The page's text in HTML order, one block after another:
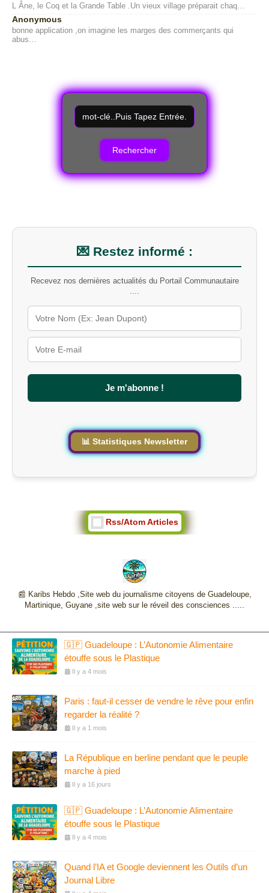
L Âne, le Coq et la Grande Table .Un vieux village préparait chaq…
Anonymous
bonne application ,on imagine les marges des commerçants qui
abus…
R
e
c
m
o
t
-
l
é
u
r
l
e
💌 Restez informé :
Recevez nos dernières actualités du Portail Communautaire
....
Je m'abonne !
📊 Statistiques Newsletter
Rss/Atom Articles
📰 Karibs Hebdo ,Site web du journalisme citoyens de Guadeloupe,
Martinique, Guyane ,site web sur le réveil des consciences .....
🇬🇵 Guadeloupe : L’Autonomie Alimentaire
étouffe sous le Plastique
Il y a 4 mois
Paris : faut-il cesser de vendre le rêve pour enfin
regarder la réalité ?
Il y a 1 mois
La République en berline pendant que le peuple
marche à pied
Il y a 16 jours
🇬🇵 Guadeloupe : L’Autonomie Alimentaire
étouffe sous le Plastique
Il y a 4 mois
Quand l’IA et Google deviennent les Outils d’un
Journal Libre